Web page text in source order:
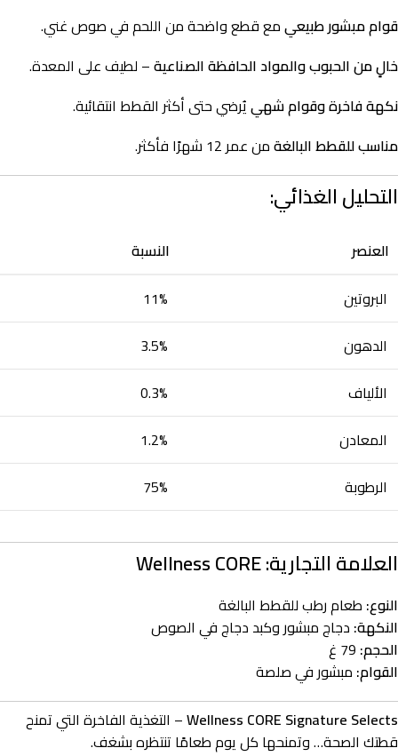
قوام مبشور طبيعيمع قطع واضحة من اللحم في صوص غني.
خالٍ من الحبوب والمواد الحافظة الصناعية– لطيف على المعدة.
نكهة فاخرة وقوام شهييُرضي حتى أكثر القطط انتقائية.
مناسب للقطط البالغةمن عمر 12 شهرًا فأكثر.
التحليل الغذائي:
العنصر
النسبة
البروتين
11%
الدهون
3.5%
الألياف
0.3%
المعادن
1.2%
الرطوبة
75%
العلامة التجارية:
النوع: طعام رطب للقطط البالغة
النكهة: دجاج مبشور وكبد دجاج في الصوص
الحجم:
القوام: مبشور في صلصة
Wellness CORE Signature Selects– التغذية الفاخرة التي تمنح
قطتك الصحة… وتمنحها كل يوم طعامًا تنتظره بشغف.